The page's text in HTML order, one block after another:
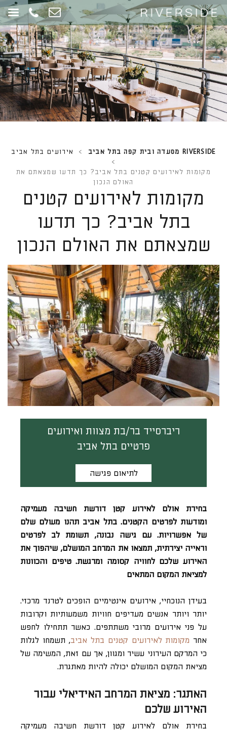
RIVERSIDE מסעדה ובית קפה בתל אביב >
אירועים בתל אביב
>
מקומות לאירועים קטנים בתל אביב? כך תדעו שמצאתם את
האולם הנכון
מקומות לאירועים קטנים
בתל אביב? כך תדעו
שמצאתם את האולם הנכון
ריברסייד בר/בת מצוות ואירועים
פרטיים בתל אביב
לתיאום פגישה
בחירת אולם לאירוע קטן דורשת חשיבה מעמיקה
ומודעות לפרטים הקטנים. בתל אביב תהנו מעולם שלם
של אפשרויות. עם גישה נבונה, תשומת לב לפרטים
וראייה יצירתית, תמצאו את המרחב המושלם, שיהפוך את
האירוע שלכם לחוויה קסומה ומרגשת. טיפים והכוונות
למציאת המקום המתאים
בעידן הנוכחיי, אירועים אינטימיים הופכים לטרנד מרכזי.
יותר ויותר אנשים מעדיפים חוויות משמעותיות וקרובות
על פני אירועים מרובי משתתפים. כאשר תתחילו לחפש
אחר מקומות לאירועים קטנים בתל אביב, תשמחו לגלות
כי המרקם העירוני עשיר ומגוון, אך עם זאת, המשימה של
מציאת המקום המושלם יכולה להיות מאתגרת.
האתגר: מציאת המרחב האידיאלי עבור
האירוע שלכם
בחירת אולם לאירוע קטן דורשת חשיבה מעמיקה